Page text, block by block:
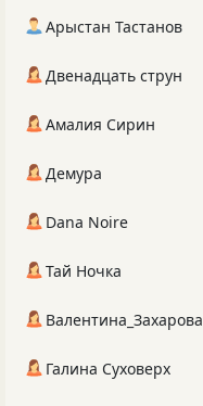
Арыстан Тастанов
Двенадцать струн
Амалия Сирин
Демура
Dana Noire
Тай Ночка
Валентина_Захарова
Галина Суховерх